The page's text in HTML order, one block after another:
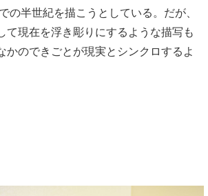
もっと見る
の半世紀を描こうとしている。だが、
現在を浮き彫りにするような描写も
かのできごとが現実とシンクロするよ